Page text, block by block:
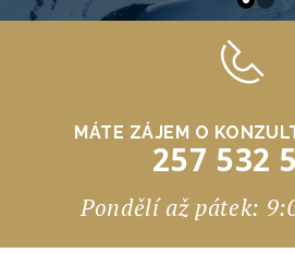
MÁTE ZÁJEM O
257 532
Pondělí až pátek: